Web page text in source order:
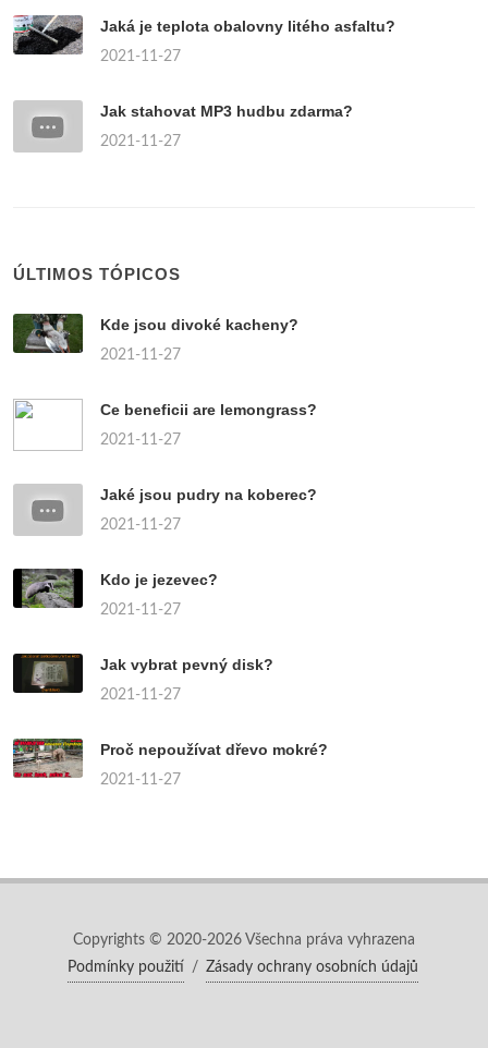
Jaká je teplota obalovny litého asfaltu?
2021-11-27
Jak stahovat MP3 hudbu zdarma?
2021-11-27
ÚLTIMOS TÓPICOS
Kde jsou divoké kacheny?
2021-11-27
Ce beneficii are lemongrass?
2021-11-27
Jaké jsou pudry na koberec?
2021-11-27
Kdo je jezevec?
2021-11-27
Jak vybrat pevný disk?
2021-11-27
Proč nepoužívat dřevo mokré?
2021-11-27
Copyrights © 2020-2026 Všechna práva vyhrazena
Podmínky použití
/ Zásady ochrany osobních údajů